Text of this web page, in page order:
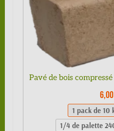
Pavé de bois
1 pack de 10
1/4 de palette